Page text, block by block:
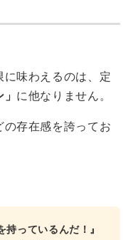
味わえるのは、定
に他なりません。
の存在感を誇ってお
持っているんだ！』